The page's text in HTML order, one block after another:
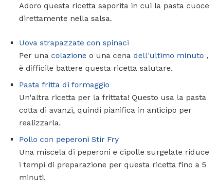
Adoro questa ricetta saporita in cui la pasta cuoce
direttamente nella salsa.
Uova strapazzate con spinaci
Per una colazione o una cena dell'ultimo minuto ,
è difficile battere questa ricetta salutare.
Pasta fritta di formaggio
Un'altra ricetta per la frittata! Questo usa la pasta
cotta di avanzi, quindi pianifica in anticipo per
realizzarla.
Pollo con peperoni Stir Fry
Una miscela di peperoni e cipolle surgelate riduce
i tempi di preparazione per questa ricetta fino a 5
minuti.